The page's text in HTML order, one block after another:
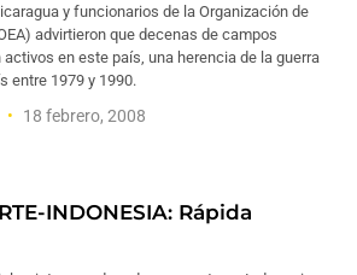
y funcionarios de la Organización de
advirtieron que decenas de campos
en este país, una herencia de la guerra
entre 1979 y 1990.
18 febrero, 2008
INDONESIA: Rápida